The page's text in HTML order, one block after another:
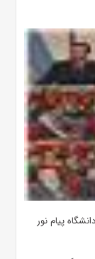
پیام نور